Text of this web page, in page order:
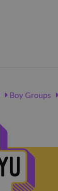
Boy Groups